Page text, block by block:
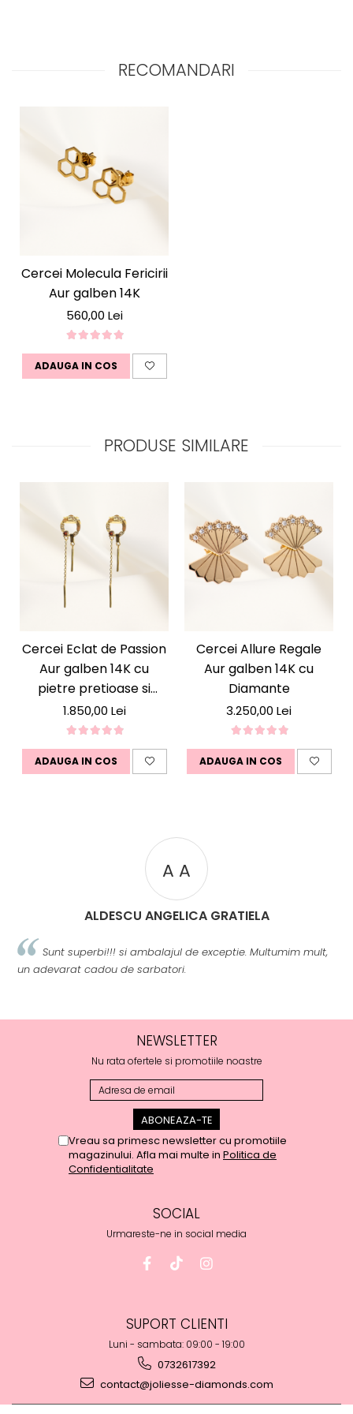
Sistem de protecție pentru pielea
cu cerceii"Royal Love"
o bijuterie prețioasă!
RECOMANDARI
Cercei Molecula Fericirii
Aur galben 14K
560,00 Lei
ADAUGA IN COS
PRODUSE SIMILARE
Cercei Eclat de Passion
Aur galben 14K cu
pietre pretioase si
Diamante
1.850,00 Lei
ADAUGA IN COS
Cercei Allure Regale
Aur galben 14K cu
Diamante
3.250,00 Lei
ADAUGA IN COS
A A
ALDESCU ANGELICA GRATIELA
Sunt superbi!!! si ambalajul de exceptie. Multumim mult,
un adevarat cadou de sarbatori.
NEWSLETTER
Nu rata ofertele si promotiile noastre
Vreau sa primesc newsletter cu promotiile
magazinului. Afla mai multe in Politica de
Confidentialitate
SOCIAL
Urmareste-ne in social media
SUPORT CLIENTI
Luni - sambata: 09:00 - 19:00
0732617392
contact@joliesse-diamonds.com